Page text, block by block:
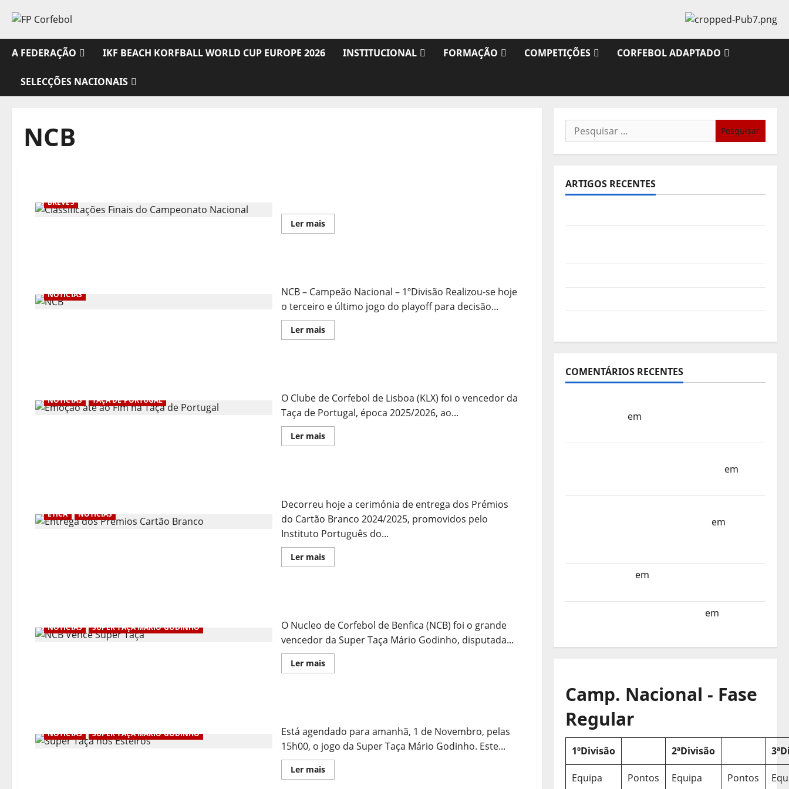
para
o
conteúdo
A FEDERAÇÃO IKF BEACH KORFBALL WORLD CUP EUROPE 2026 INSTITUCIONAL FORMAÇÃO COMPETIÇÕES CORFEBOL ADAPTADO
SELECÇÕES NACIONAIS
NCB
BREVES
Ler maisLeia
mais
NOTÍCIAS
NCB – Campeão Nacional – 1ºDivisão Realizou-se hoje
o terceiro e último jogo do playoff para decisão...
Ler maisLeia
mais
NOTÍCIAS TAÇA DE PORTUGAL
O Clube de Corfebol de Lisboa (KLX) foi o vencedor da
Taça de Portugal, época 2025/2026, ao...
Ler maisLeia
mais
Taça
de
Portugal
ÉTICA NOTÍCIAS
Decorreu hoje a cerimónia de entrega dos Prémios
do Cartão Branco 2024/2025, promovidos pelo
Instituto Português do...
Ler maisLeia
mais
NOTÍCIAS SUPER TAÇA MÁRIO GODINHO
O Nucleo de Corfebol de Benfica (NCB) foi o grande
vencedor da Super Taça Mário Godinho, disputada...
Ler maisLeia
mais
NOTÍCIAS SUPER TAÇA MÁRIO GODINHO
Está agendado para amanhã, 1 de Novembro, pelas
15h00, o jogo da Super Taça Mário Godinho. Este...
Ler maisLeia
mais
Pesquisar
por:
ARTIGOS RECENTES
COMENTÁRIOS RECENTES
em
em
em
em
em
Camp. Nacional - Fase
Regular
1ºDivisão 2ªDivisão
Equipa Pontos Equipa Pontos